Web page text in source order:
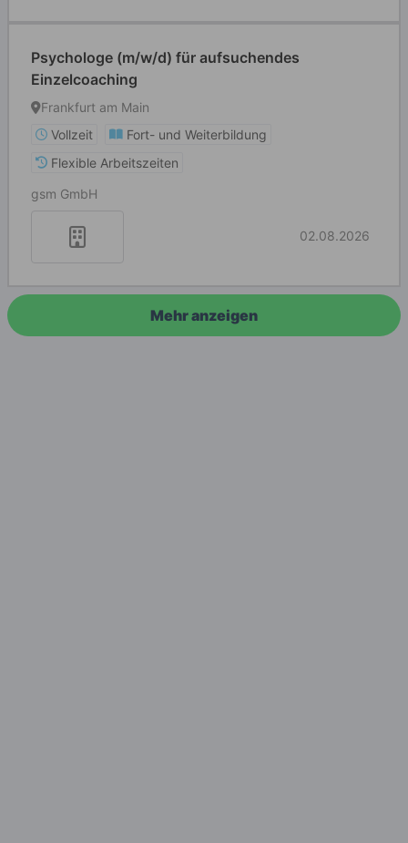
Psychologe (m/w/d) für aufsuchendes
Einzelcoaching
Frankfurt am Main
Vollzeit
Fort- und Weiterbildung
Flexible Arbeitszeiten
gsm GmbH
02.08.2026
Mehr anzeigen